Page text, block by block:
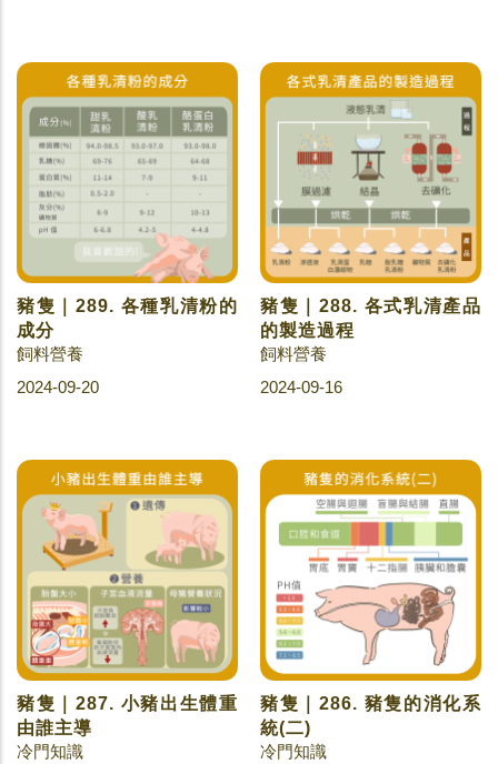
豬隻｜289. 各種乳清粉的
成分
飼料營養
2024-09-20
豬隻｜288. 各式乳清產品
的製造過程
飼料營養
2024-09-16
豬隻｜287. 小豬出生體重
由誰主導
冷門知識
豬隻｜286. 豬隻的消化系
統(二)
冷門知識